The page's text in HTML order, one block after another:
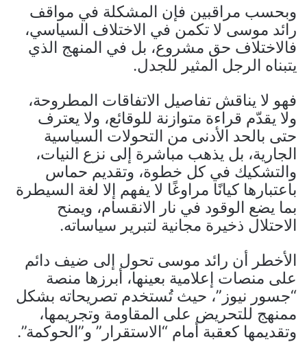
وبحسب مراقبين فإن المشكلة في مواقف
رائد موسى لا تكمن في الاختلاف السياسي،
فالاختلاف حق مشروع، بل في المنهج الذي
يتبناه الرجل المثير للجدل.
فهو لا يناقش تفاصيل الاتفاقات المطروحة،
ولا يقدّم قراءة متوازنة للوقائع، ولا يعترف
حتى بالحد الأدنى من التحولات السياسية
الجارية، بل يذهب مباشرة إلى نزع النيات،
والتشكيك في كل خطوة، وتقديم حماس
باعتبارها كيانًا مراوغًا لا يفهم إلا لغة السيطرة
بما يضع الوقود في نار الانقسام، ويمنح
الاحتلال ذخيرة مجانية لتبرير سياساته.
الأخطر أن رائد موسى تحول إلى ضيف دائم
على منصات إعلامية بعينها، أبرزها منصة
“جسور نيوز”، حيث تُستخدم تصريحاته بشكل
ممنهج للتحريض على المقاومة وتجريمها،
وتقديمها كعقبة أمام “الاستقرار” و”الحوكمة”.